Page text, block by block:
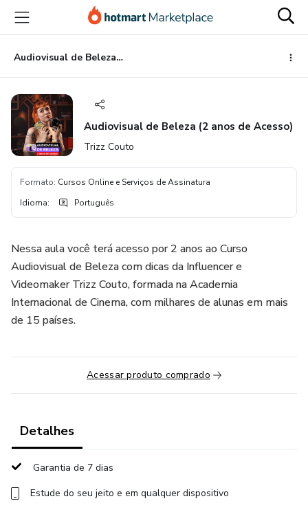
para
conteúdo
principal
para
pagamento
para
rodapé
Audiovisual de Beleza (2 anos de Acesso)
Audiovisual de Beleza (2 anos de Acesso)
Trizz Couto
Formato: Cursos Online e Serviços de Assinatura
Idioma: Português
Nessa aula você terá acesso por 2 anos ao Curso
Audiovisual de Beleza com dicas da Influencer e
Videomaker Trizz Couto, formada na Academia
Internacional de Cinema, com milhares de alunas em mais
de 15 países.
Acessar produto comprado
Detalhes
Garantia de 7 dias
Estude do seu jeito e em qualquer dispositivo